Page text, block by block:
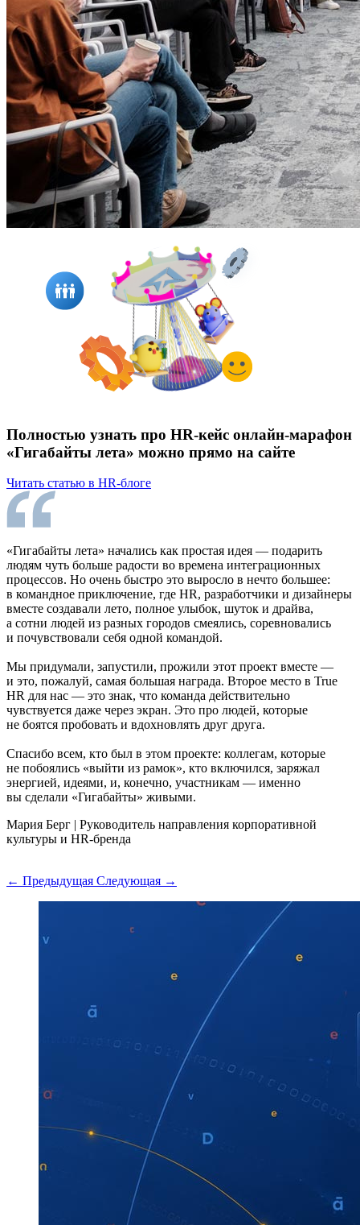
Полностью узнать про HR-кейс онлайн-марафон
«Гигабайты лета» можно прямо на сайте
Читать статью в HR-блоге
«Гигабайты лета» начались как простая идея — подарить
людям чуть больше радости во времена интеграционных
процессов. Но очень быстро это выросло в нечто большее:
в командное приключение, где HR, разработчики и дизайнеры
вместе создавали лето, полное улыбок, шуток и драйва,
а сотни людей из разных городов смеялись, соревновались
и почувствовали себя одной командой.
Мы придумали, запустили, прожили этот проект вместе —
и это, пожалуй, самая большая награда. Второе место в True
HR для нас — это знак, что команда действительно
чувствуется даже через экран. Это про людей, которые
не боятся пробовать и вдохновлять друг друга.
Спасибо всем, кто был в этом проекте: коллегам, которые
не побоялись «выйти из рамок», кто включился, заряжал
энергией, идеями, и, конечно, участникам — именно
вы сделали «Гигабайты» живыми.
Мария Берг | Руководитель направления корпоративной
культуры и HR-бренда
← Предыдущая Следующая →